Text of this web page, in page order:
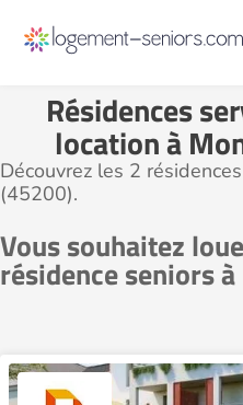
Résidences
location à
Découvrez les 2
(45200).
Vous souhaitez
résidence seniors